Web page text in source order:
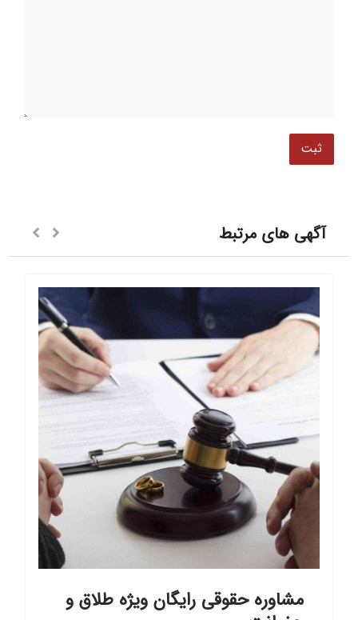
آگهی های مرتبط
مشاوره حقوقی رایگان ویژه طلاق و